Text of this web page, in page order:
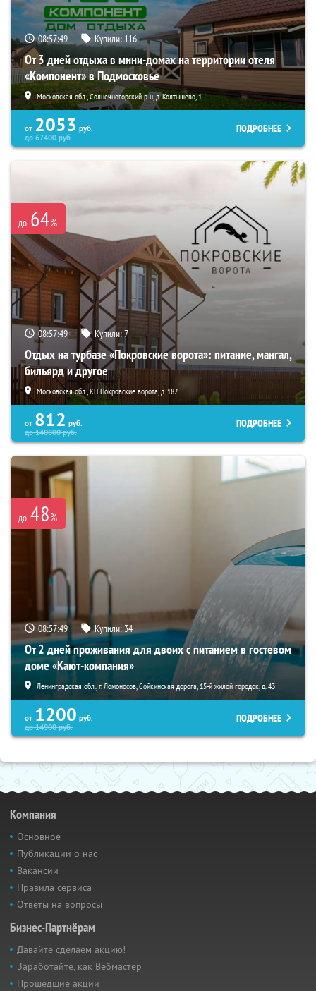
08:57:48 Купили: 116
От 3 дней отдыха в мини-домах на территории отеля
«Компонент» в Подмосковье
Московская обл., Солнечногорский р-н, д. Колтышево, 1
от 2053 руб.
до67400руб.
ПОДРОБНЕЕ
до 64%
08:57:48 Купили:7
Отдых на турбазе «Покровские ворота»: питание, мангал,
бильярд и другое
Московская обл., КП Покровские ворота, д. 182
от 812 руб.
до140800руб.
ПОДРОБНЕЕ
до 48%
08:57:48 Купили:34
От 2 дней проживания для двоих с питанием в гостевом
доме «Кают-компания»
Ленинградская обл., г. Ломоносов, Сойкинская дорога, 15-й жилой городок, д. 43
от 1200 руб.
до14900руб.
ПОДРОБНЕЕ
Компания
Основное
Публикации о нас
Вакансии
Правила сервиса
Ответы на вопросы
Бизнес-Партнёрам
Давайте сделаем акцию!
Заработайте, как Вебмастер
Прошедшие акции